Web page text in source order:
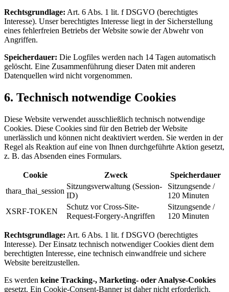
Rechtsgrundlage: Art. 6 Abs. 1 lit. f DSGVO (berechtigtes
Interesse). Unser berechtigtes Interesse liegt in der Sicherstellung
eines fehlerfreien Betriebs der Website sowie der Abwehr von
Angriffen.
Speicherdauer: Die Logfiles werden nach 14 Tagen automatisch
gelöscht. Eine Zusammenführung dieser Daten mit anderen
Datenquellen wird nicht vorgenommen.
6. Technisch notwendige Cookies
Diese Website verwendet ausschließlich technisch notwendige
Cookies. Diese Cookies sind für den Betrieb der Website
unerlässlich und können nicht deaktiviert werden. Sie werden in der
Regel als Reaktion auf eine von Ihnen durchgeführte Aktion gesetzt,
z. B. das Absenden eines Formulars.
Cookie Zweck
Speicherdauer
thara_thai_session
Sitzungsverwaltung (Session-
ID)
Sitzungsende /
120 Minuten
XSRF-TOKEN
Schutz vor Cross-Site-
Request-Forgery-Angriffen
Sitzungsende /
120 Minuten
Rechtsgrundlage: Art. 6 Abs. 1 lit. f DSGVO (berechtigtes
Interesse). Der Einsatz technisch notwendiger Cookies dient dem
berechtigten Interesse, eine technisch einwandfreie und sichere
Website bereitzustellen.
Es werden keine Tracking-, Marketing- oder Analyse-Cookies
gesetzt. Ein Cookie-Consent-Banner ist daher nicht erforderlich.